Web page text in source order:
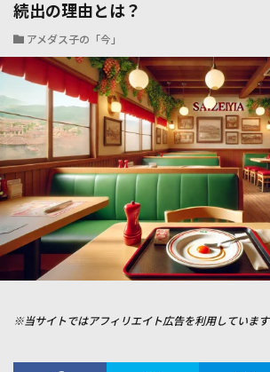
続出の理由とは？
アメダス子の「今」
※当サイトではアフィリエイト広告を利用しています